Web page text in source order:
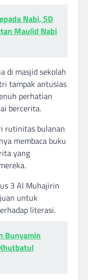
Nabi, SD
Maulid Nabi
di masjid sekolah
tampak antusias
perhatian
bercerita.
rutinitas bulanan
membaca buku
yang
3 Al Muhajirin
untuk
literasi.
Bunyamin